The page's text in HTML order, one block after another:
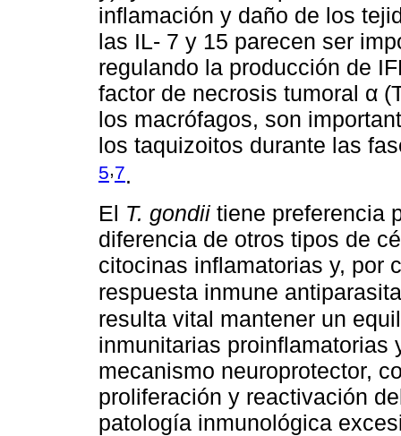
inflamación y daño de los
las IL- 7 y 15 parecen ser
regulando la producción de
factor de necrosis tumoral α
los macrófagos, son
los taquizoitos durante las
5,7.
El T. gondii tiene preferencia
diferencia de otros tipos de
citocinas inflamatorias y, por
respuesta inmune
resulta vital mantener un
inmunitarias proinflamatorias
mecanismo neuroprotector,
proliferación y reactivación
patología inmunológica